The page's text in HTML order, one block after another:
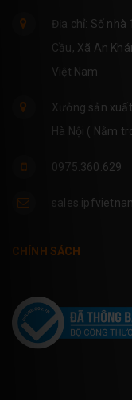
Địa chỉ: Số nhà
Cầu, Xã An
Việt Nam
Xưởng sản
Hà Nội ( Nằm
0975.360.629
CHÍNH SÁCH